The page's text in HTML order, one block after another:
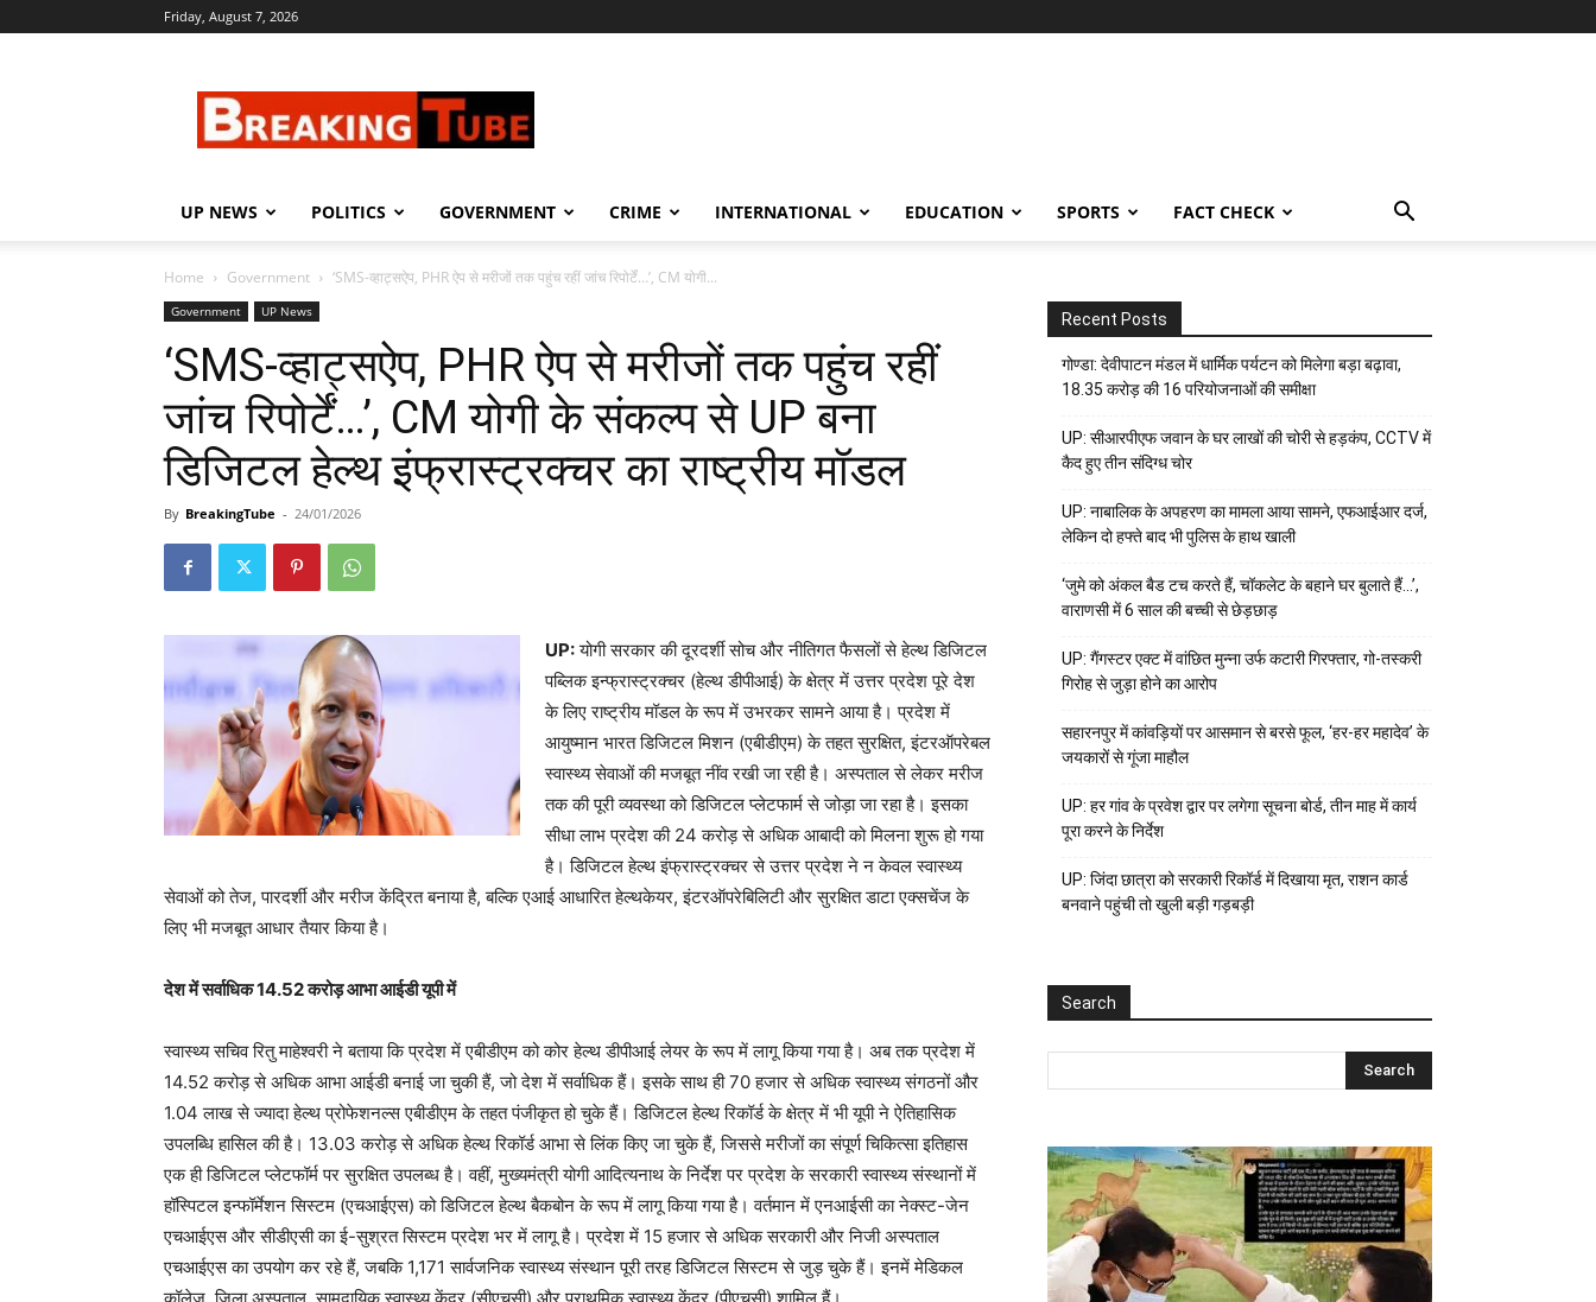
Friday, August 7, 2026
UP NEWS POLITICS GOVERNMENT CRIME INTERNATIONAL EDUCATION SPORTS FACT CHECK
Home Government ‘SMS-व्हाट्सऐप, PHR ऐप से मरीजों तक पहुंच रहीं जांच रिपोर्टें…’, CM योगी...
Government UP News
‘SMS-व्हाट्सऐप, PHR ऐप से मरीजों तक पहुंच रहीं
जांच रिपोर्टें…’, CM योगी के संकल्प से UP बना
डिजिटल हेल्थ इंफ्रास्ट्रक्चर का राष्ट्रीय मॉडल
By BreakingTube - 24/01/2026
UP:योगी सरकार की दूरदर्शी सोच और नीतिगत फैसलों से हेल्थ डिजिटल
पब्लिक इन्फ्रास्ट्रक्चर (हेल्थ डीपीआई) के क्षेत्र में उत्तर प्रदेश पूरे देश
के लिए राष्ट्रीय मॉडल के रूप में उभरकर सामने आया है। प्रदेश में
आयुष्मान भारत डिजिटल मिशन (एबीडीएम) के तहत सुरक्षित, इंटरऑपरेबल
स्वास्थ्य सेवाओं की मजबूत नींव रखी जा रही है। अस्पताल से लेकर मरीज
तक की पूरी व्यवस्था को डिजिटल प्लेटफार्म से जोड़ा जा रहा है। इसका
सीधा लाभ प्रदेश की 24 करोड़ से अधिक आबादी को मिलना शुरू हो गया
है। डिजिटल हेल्थ इंफ्रास्ट्रक्चर से उत्तर प्रदेश ने न केवल स्वास्थ्य
सेवाओं को तेज, पारदर्शी और मरीज केंद्रित बनाया है, बल्कि एआई आधारित हेल्थकेयर, इंटरऑपरेबिलिटी और सुरक्षित डाटा एक्सचेंज के
लिए भी मजबूत आधार तैयार किया है।
देश में सर्वाधिक 14.52 करोड़ आभा आईडी यूपी में
स्वास्थ्य सचिव रितु माहेश्वरी ने बताया कि प्रदेश में एबीडीएम को कोर हेल्थ डीपीआई लेयर के रूप में लागू किया गया है। अब तक प्रदेश में
14.52 करोड़ से अधिक आभा आईडी बनाई जा चुकी हैं, जो देश में सर्वाधिक हैं। इसके साथ ही 70 हजार से अधिक स्वास्थ्य संगठनों और
1.04 लाख से ज्यादा हेल्थ प्रोफेशनल्स एबीडीएम के तहत पंजीकृत हो चुके हैं। डिजिटल हेल्थ रिकॉर्ड के क्षेत्र में भी यूपी ने ऐतिहासिक
उपलब्धि हासिल की है। 13.03 करोड़ से अधिक हेल्थ रिकॉर्ड आभा से लिंक किए जा चुके हैं, जिससे मरीजों का संपूर्ण चिकित्सा इतिहास
एक ही डिजिटल प्लेटफॉर्म पर सुरक्षित उपलब्ध है। वहीं, मुख्यमंत्री योगी आदित्यनाथ के निर्देश पर प्रदेश के सरकारी स्वास्थ्य संस्थानों में
हॉस्पिटल इन्फॉर्मेशन सिस्टम (एचआईएस) को डिजिटल हेल्थ बैकबोन के रूप में लागू किया गया है। वर्तमान में एनआईसी का नेक्स्ट-जेन
एचआईएस और सीडीएसी का ई-सुश्रत सिस्टम प्रदेश भर में लागू है। प्रदेश में 15 हजार से अधिक सरकारी और निजी अस्पताल
एचआईएस का उपयोग कर रहे हैं, जबकि 1,171 सार्वजनिक स्वास्थ्य संस्थान पूरी तरह डिजिटल सिस्टम से जुड़ चुके हैं। इनमें मेडिकल
Recent Posts
गोण्डा: देवीपाटन मंडल में धार्मिक पर्यटन को मिलेगा बड़ा बढ़ावा,
18.35 करोड़ की 16 परियोजनाओं की समीक्षा
UP: सीआरपीएफ जवान के घर लाखों की चोरी से हड़कंप, CCTV में
कैद हुए तीन संदिग्ध चोर
UP: नाबालिक के अपहरण का मामला आया सामने, एफआईआर दर्ज,
लेकिन दो हफ्ते बाद भी पुलिस के हाथ खाली
‘जुमे को अंकल बैड टच करते हैं, चॉकलेट के बहाने घर बुलाते हैं…’,
वाराणसी में 6 साल की बच्ची से छेड़छाड़
UP: गैंगस्टर एक्ट में वांछित मुन्ना उर्फ कटारी गिरफ्तार, गो-तस्करी
गिरोह से जुड़ा होने का आरोप
सहारनपुर में कांवड़ियों पर आसमान से बरसे फूल, ‘हर-हर महादेव’ के
जयकारों से गूंजा माहौल
UP: हर गांव के प्रवेश द्वार पर लगेगा सूचना बोर्ड, तीन माह में कार्य
पूरा करने के निर्देश
UP: जिंदा छात्रा को सरकारी रिकॉर्ड में दिखाया मृत, राशन कार्ड
बनवाने पहुंची तो खुली बड़ी गड़बड़ी
Search